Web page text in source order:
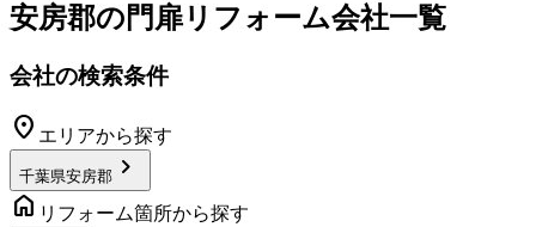
安房郡の門扉リフォーム会社一覧
会社の検索条件
location_on エリアから探す
千葉県安房郡 chevron_right
home リフォーム箇所から探す